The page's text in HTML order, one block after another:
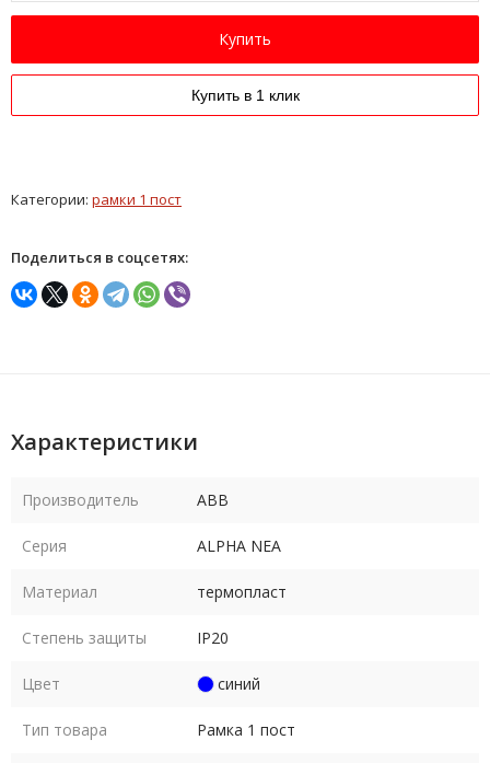
Купить
Купить в 1 клик
Категории: рамки 1 пост
Поделиться в соцсетях:
Характеристики
Производитель ABB
Серия ALPHA NEA
Материал термопласт
Степень защиты IP20
Цвет синий
Тип товара Рамка 1 пост